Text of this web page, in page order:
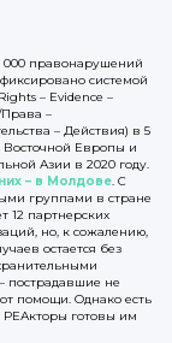
000 правонарушений
системой
– Evidence –
–
– Действия) в 5
Восточной Европы и
Азии в 2020 году.
– в Молдове. С
группами в стране
12 партнерских
но, к сожалению,
остается без
пострадавшие не
помощи. Однако есть
готовы им